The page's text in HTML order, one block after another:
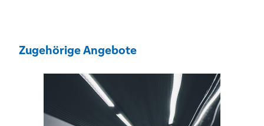
Zugehörige Angebote